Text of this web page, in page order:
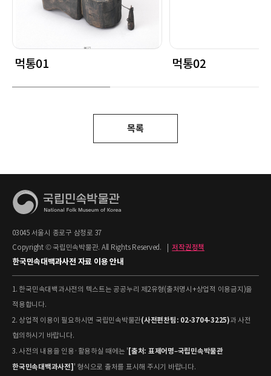
먹통01 먹통02
목록
03045 서울시 종로구 삼청로 37
Copyright © 국립민속박물관. All Rights Reserved.
저작권정책
한국민속대백과사전 자료 이용 안내
1. 한국민속대백과사전의 텍스트는 공공누리 제2유형(출처명시+상업적 이용금지)을
적용합니다.
2. 상업적 이용이 필요하시면 국립민속박물관(사전편찬팀: 02-3704-3225)과 사전
협의하시기 바랍니다.
3. 사전의 내용을 인용·활용하실 때에는 ' [출처: 표제어명–국립민속박물관
한국민속대백과사전] ' 형식으로 출처를 표시해 주시기 바랍니다.